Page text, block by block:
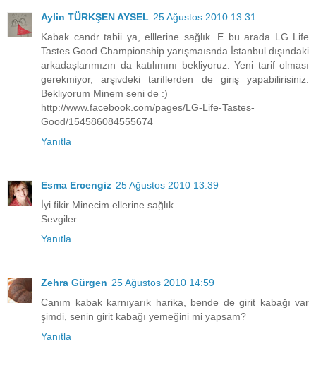
Aylin TÜRKŞEN AYSEL 25 Ağustos 2010 13:31
Kabak candr tabii ya, elllerine sağlık. E bu arada LG Life
Tastes Good Championship yarışmaısnda İstanbul dışındaki
arkadaşlarımızın da katılımını bekliyoruz. Yeni tarif olması
gerekmiyor, arşivdeki tariflerden de giriş yapabilirisiniz.
Bekliyorum Minem seni de :)
http://www.facebook.com/pages/LG-Life-Tastes-
Good/154586084555674
Yanıtla
Esma Ercengiz 25 Ağustos 2010 13:39
İyi fikir Minecim ellerine sağlık..
Sevgiler..
Yanıtla
Zehra Gürgen 25 Ağustos 2010 14:59
Canım kabak karnıyarık harika, bende de girit kabağı var
şimdi, senin girit kabağı yemeğini mi yapsam?
Yanıtla